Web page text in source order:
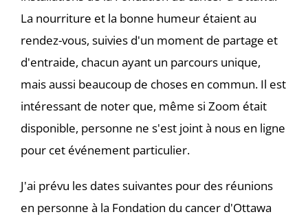
La nourriture et la bonne humeur étaient au
rendez-vous, suivies d'un moment de partage et
d'entraide, chacun ayant un parcours unique,
mais aussi beaucoup de choses en commun. Il est
intéressant de noter que, même si Zoom était
disponible, personne ne s'est joint à nous en ligne
pour cet événement particulier.
J'ai prévu les dates suivantes pour des réunions
en personne à la Fondation du cancer d'Ottawa